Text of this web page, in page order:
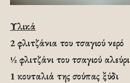
Υλικά
2 φλιτζάνια του τσαγιού νερό
½ φλιτζάνι του τσαγιού αλεύρι
1 κουταλιά της σούπας ξύδι